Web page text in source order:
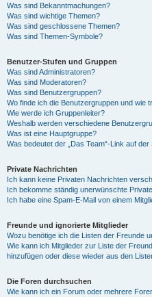
Was sind Bekanntmachungen?
Was sind wichtige Themen?
Was sind geschlossene Themen?
Was sind Themen-Symbole?
Benutzer-Stufen und Gruppen
Was sind Administratoren?
Was sind Moderatoren?
Was sind Benutzergruppen?
Wo finde ich die Benutzergruppen und wie
Wie werde ich Gruppenleiter?
Weshalb werden verschiedene
Was ist eine Hauptgruppe?
Was bedeutet der „Das Team“-Link auf der
Private Nachrichten
Ich kann keine Privaten Nachrichten
Ich bekomme ständig unerwünschte
Ich habe eine Spam-E-Mail von einem
Freunde und ignorierte Mitglieder
Wozu benötige ich die Listen der Freunde
Wie kann ich Mitglieder zur Liste der
hinzufügen oder diese wieder aus den
Die Foren durchsuchen
Wie kann ich ein Forum oder mehrere